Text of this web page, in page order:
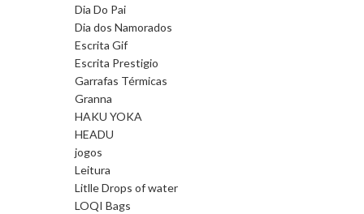
Dia Do Pai
Dia dos Namorados
Escrita Gif
Escrita Prestigio
Garrafas Térmicas
Granna
HAKU YOKA
HEADU
jogos
Leitura
Litlle Drops of water
LOQI Bags